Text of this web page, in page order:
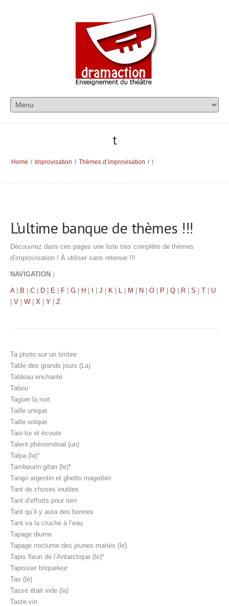
t
Home / Improvisation / Thèmes d’improvisation / t
L’ultime banque de thèmes !!!
Découvrez dans ces pages une liste très complète de thèmes
d’improvisation ! À utiliser sans retenue !!!
NAVIGATION :
A| B C D E F G H J K L M N O P Q R S T
U
V W X Y Z
Ta photo sur un timbre
Table des grands jours (La)
Tableau enchanté
Tabou
Taguer la nuit
Taille unique
Taille unique
Tais-toi et écoute
Talent phénoménal (un)
Talpa (la)°
Tambourin gitan (le)*
Tango argentin et ghetto magrébin
Tant de choses inutiles
Tant d’efforts pour rien
Tant qu’il y aura des bonnes
Tant va la cruche à l’eau
Tapage diurne
Tapage nocturne des jeunes mariés (le)
Tapis fleuri de l’Antarctique (le)*
Tapissier briqueleur
Tas (le)
Tasse était vide (la)
Taste-vin